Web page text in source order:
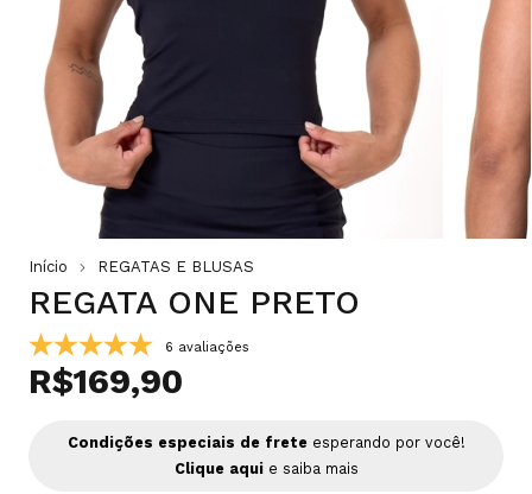
Início REGATAS E BLUSAS
REGATA ONE PRETO
6 avaliações
R$169,90
Condições especiais de freteesperando por você!
Clique aquie saiba mais